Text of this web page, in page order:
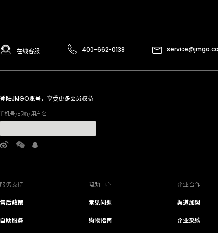
在线客服 400-662-0138
登陆JMGO账号，享受更多会员权益
机号/邮箱/用户名
服务支持
售后政策
自助服务
帮助中心
常见问题
购物指南
企业合作
渠道加盟
企业采购